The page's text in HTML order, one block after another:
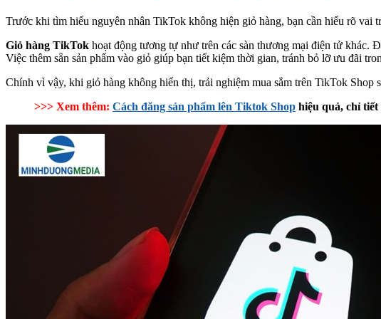
Trước khi tìm hiểu nguyên nhân TikTok không hiện giỏ hàng, bạn cần hiểu rõ vai
Giỏ hàng TikTok hoạt động tương tự như trên các sàn thương mại điện tử khác.
Việc thêm sẵn sản phẩm vào giỏ giúp bạn tiết kiệm thời gian, tránh bỏ lỡ ưu đãi
Chính vì vậy, khi giỏ hàng không hiển thị, trải nghiệm mua sắm trên TikTok Shop
>>> Xem thêm: Cách đăng sản phẩm lên Tiktok Shop hiệu quả, chỉ